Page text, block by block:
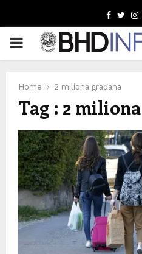
PRIMARY
Home 2 miliona građana
Tag : 2